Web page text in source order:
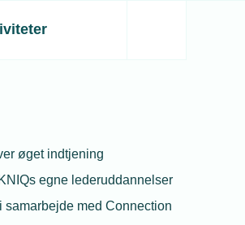
øget indtjening
egne lederuddannelser
samarbejde med Connection
restaurant
dem til et intelligent energianlæg,
og skaber værdi.